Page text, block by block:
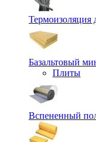
Термоизоляция
Базальтовый
Плиты
Вспененный